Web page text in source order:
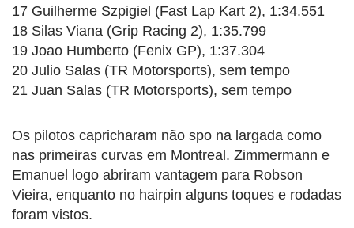
17 Guilherme Szpigiel (Fast Lap Kart 2), 1:34.551
18 Silas Viana (Grip Racing 2), 1:35.799
19 Joao Humberto (Fenix GP), 1:37.304
20 Julio Salas (TR Motorsports), sem tempo
21 Juan Salas (TR Motorsports), sem tempo
Os pilotos capricharam não spo na largada como
nas primeiras curvas em Montreal. Zimmermann e
Emanuel logo abriram vantagem para Robson
Vieira, enquanto no hairpin alguns toques e rodadas
foram vistos.